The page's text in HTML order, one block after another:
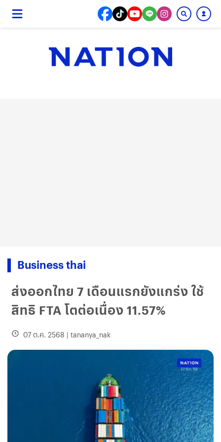
Business thai
ส่งออกไทย 7 เดือนแรกยังแกร่ง ใช้
สิทธิ FTA โตต่อเนื่อง 11.57%
07 ต.ค. 2568 | tananya_nak